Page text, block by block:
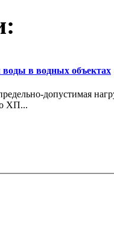
воды в водных объектах
допустимая
ХП...